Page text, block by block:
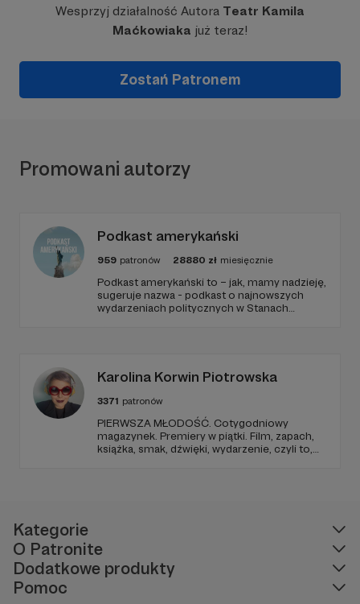
Wesprzyj działalność Autora Teatr Kamila
Maćkowiaka już teraz!
Zostań Patronem
Promowani autorzy
Podkast amerykański
959 patronów 28880 zł miesięcznie
Podkast amerykański to – jak, mamy nadzieję,
sugeruje nazwa - podkast o najnowszych
wydarzeniach politycznych w Stanach
Karolina Korwin Piotrowska
3371 patronów
PIERWSZA MŁODOŚĆ. Cotygodniowy
magazynek. Premiery w piątki. Film, zapach,
książka, smak, dźwięki, wydarzenie, czyli to,
Kategorie
O Patronite
Dodatkowe produkty
Pomoc